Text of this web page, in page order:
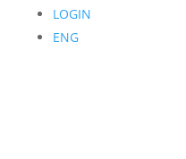
LOGIN
ENG